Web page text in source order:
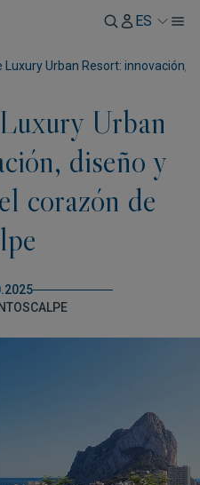
ES
Luxury Urban Resort: innovación,
Urban
diseño y
corazón de
CALPE